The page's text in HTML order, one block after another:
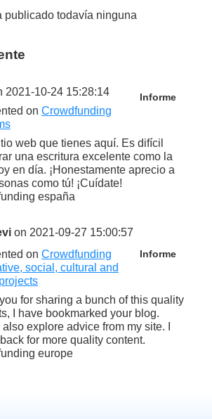
publicado todavía ninguna
2021-10-24 15:28:14 Informe
on Crowdfunding
web que tienes aquí. Es difícil
una escritura excelente como la
en día. ¡Honestamente aprecio a
como tú! ¡Cuídate!
españa
on 2021-09-27 15:00:57
Informe
on Crowdfunding
social, cultural and
for sharing a bunch of this quality
I have bookmarked your blog.
explore advice from my site. I
for more quality content.
europe